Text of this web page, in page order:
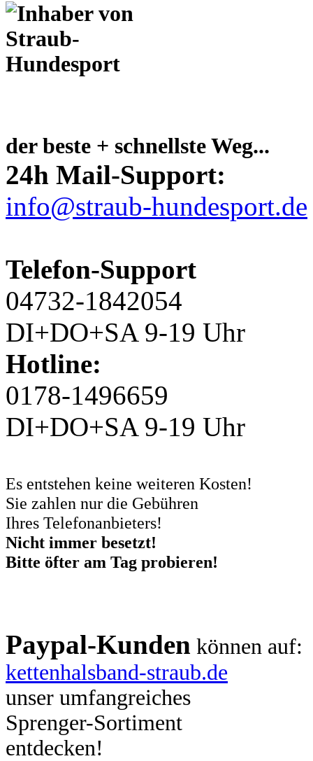
der beste + schnellste Weg...
24h Mail-Support:
info@straub-hundesport.de
Telefon-Support
04732-1842054
DI+DO+SA 9-19 Uhr
Hotline:
0178-1496659
DI+DO+SA 9-19 Uhr
Es entstehen keine weiteren Kosten!
Sie zahlen nur die Gebühren
Ihres Telefonanbieters!
Nicht immer besetzt!
Bitte öfter am Tag probieren!
Paypal-Kunden können auf:
kettenhalsband-straub.de
unser umfangreiches
Sprenger-Sortiment
entdecken!